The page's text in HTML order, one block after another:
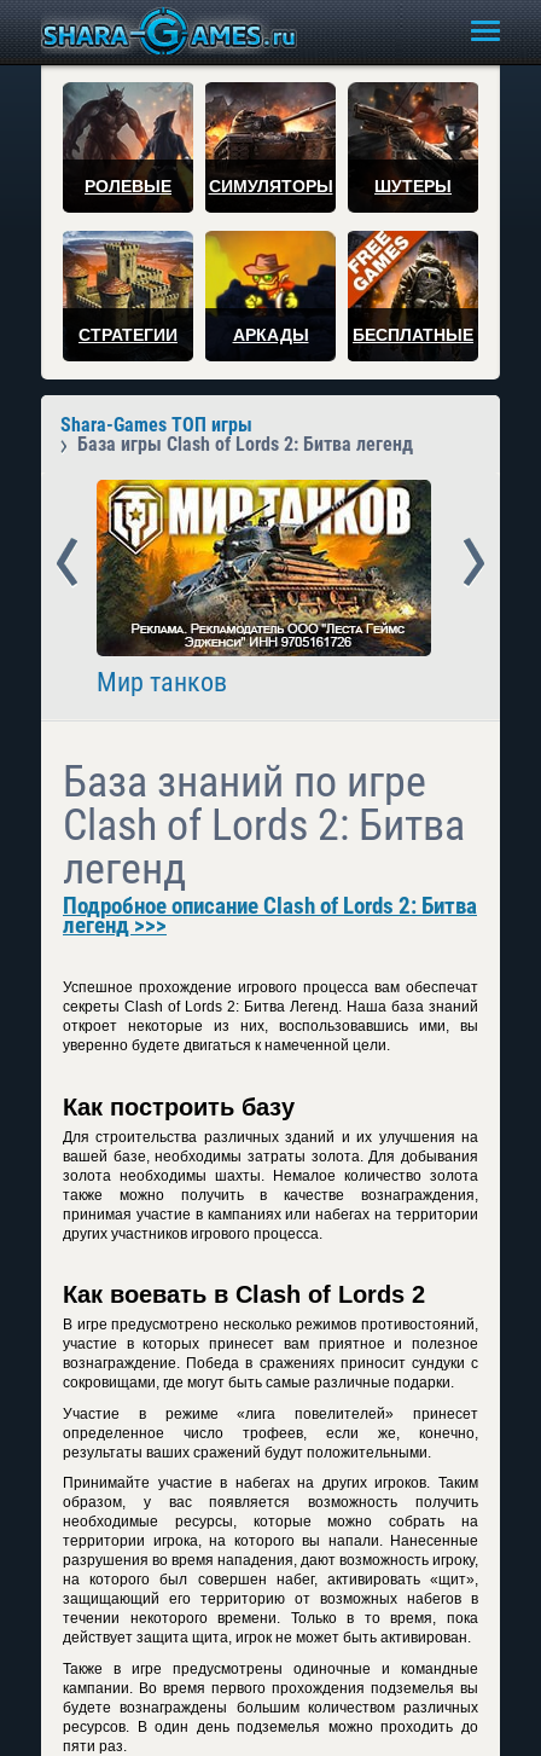
РОЛЕВЫЕ СИМУЛЯТОРЫ ШУТЕРЫ
СТРАТЕГИИ АРКАДЫ БЕСПЛАТНЫЕ
Shara-Games ТОП игры
База игры Clash of Lords 2: Битва легенд
Мир танков
Prev
База знаний по игре
Clash of Lords 2: Битва
легенд
Подробное описание Clash of Lords 2: Битва
легенд >>>
Успешное прохождение игрового процесса вам обеспечат
секреты Clash of Lords 2: Битва Легенд. Наша база знаний
откроет некоторые из них, воспользовавшись ими, вы
уверенно будете двигаться к намеченной цели.
Как построить базу
Для строительства различных зданий и их улучшения на
вашей базе, необходимы затраты золота. Для добывания
золота необходимы шахты. Немалое количество золота
также можно получить в качестве вознаграждения,
принимая участие в кампаниях или набегах на территории
других участников игрового процесса.
Как воевать в Clash of Lords 2
В игре предусмотрено несколько режимов противостояний,
участие в которых принесет вам приятное и полезное
вознаграждение. Победа в сражениях приносит сундуки с
сокровищами, где могут быть самые различные подарки.
Участие в режиме «лига повелителей» принесет
определенное число трофеев, если же, конечно,
результаты ваших сражений будут положительными.
Принимайте участие в набегах на других игроков. Таким
образом, у вас появляется возможность получить
необходимые ресурсы, которые можно собрать на
территории игрока, на которого вы напали. Нанесенные
разрушения во время нападения, дают возможность игроку,
на которого был совершен набег, активировать «щит»,
защищающий его территорию от возможных набегов в
течении некоторого времени. Только в то время, пока
действует защита щита, игрок не может быть активирован.
Также в игре предусмотрены одиночные и командные
кампании. Во время первого прохождения подземелья вы
будете вознаграждены большим количеством различных
ресурсов. В один день подземелья можно проходить до
пяти раз.